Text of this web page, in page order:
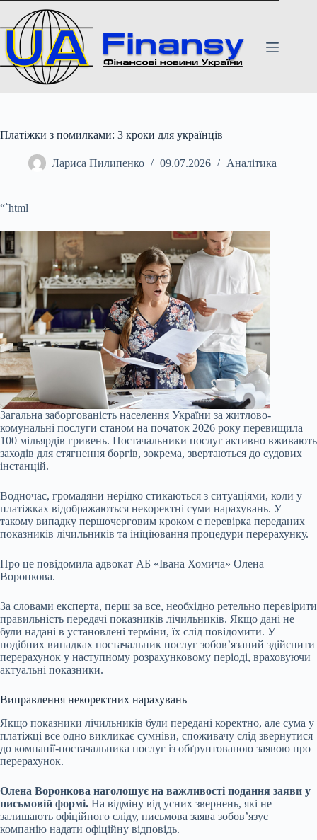
вмісту
Платіжки з помилками: 3 кроки для українців
Лариса Пилипенко 09.07.2026 Аналітика
“`html
Загальна заборгованість населення України за житлово-
комунальні послуги станом на початок 2026 року перевищила
100 мільярдів гривень. Постачальники послуг активно вживають
заходів для стягнення боргів, зокрема, звертаються до судових
інстанцій.
Водночас, громадяни нерідко стикаються з ситуаціями, коли у
платіжках відображаються некоректні суми нарахувань. У
такому випадку першочерговим кроком є перевірка переданих
показників лічильників та ініціювання процедури перерахунку.
Про це повідомила адвокат АБ «Івана Хомича» Олена
Воронкова.
За словами експерта, перш за все, необхідно ретельно перевірити
правильність передачі показників лічильників. Якщо дані не
були надані в установлені терміни, їх слід повідомити. У
подібних випадках постачальник послуг зобов’язаний здійснити
перерахунок у наступному розрахунковому періоді, враховуючи
актуальні показники.
Виправлення некоректних нарахувань
Якщо показники лічильників були передані коректно, але сума у
платіжці все одно викликає сумніви, споживачу слід звернутися
до компанії-постачальника послуг із обґрунтованою заявою про
перерахунок.
Олена Воронкова наголошує на важливості подання заяви у
письмовій формі. На відміну від усних звернень, які не
залишають офіційного сліду, письмова заява зобов’язує
компанію надати офіційну відповідь.